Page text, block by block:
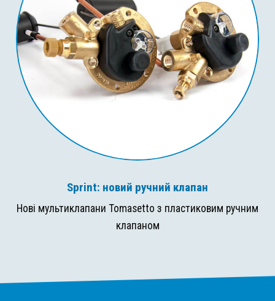
Sprint: новий ручний клапан
Нові мультиклапани Tomasetto з пластиковим ручним
клапаном